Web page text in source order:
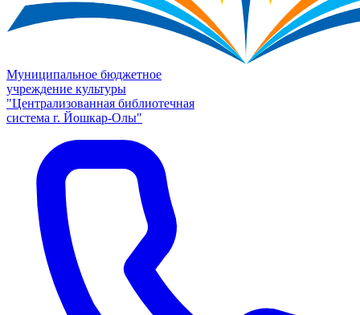
Муниципальное бюджетное
учреждение культуры
"Централизованная библиотечная
система г. Йошкар-Олы"